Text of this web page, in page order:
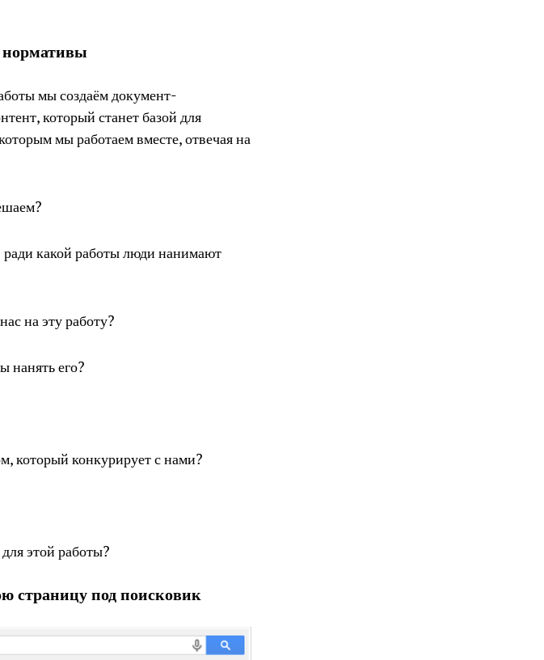
нормативы
мы создаём документ-
который станет базой для
мы работаем вместе, отвечая на
ради какой работы люди нанимают
на эту работу?
нанять его?
который конкурирует с нами?
этой работы?
страницу под поисковик